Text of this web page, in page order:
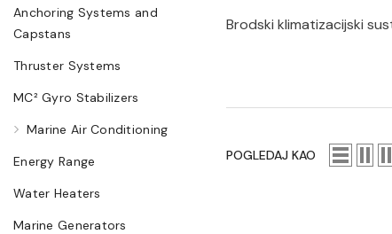
Anchoring Systems and
Capstans
Thruster Systems
MC² Gyro Stabilizers
Marine Air Conditioning
Energy Range
Water Heaters
Marine Generators
Brodski klimatizacijski
POGLEDAJ KAO